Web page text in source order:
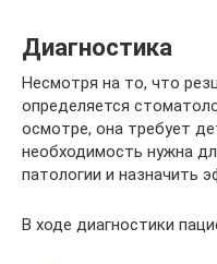
Диагностика
Несмотря на то, что
определяется
осмотре, она требует
необходимость нужна
патологии и назначить
В ходе диагностики